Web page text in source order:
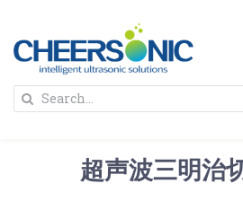
content
Search
超声波三明治